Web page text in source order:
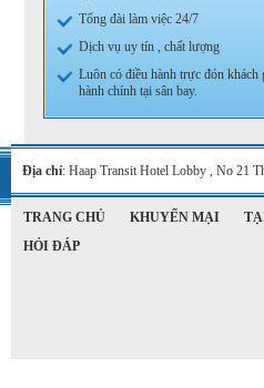
Tổng đài làm việc 24/7
Dịch vụ uy tín , chất lượng
Luôn có điều hành trực đón khách
hành chính tại sân bay.
Địa chỉ: Haap Transit Hotel Lobby , No 21
TRANG CHỦ KHUYẾN MẠI
HỎI ĐÁP